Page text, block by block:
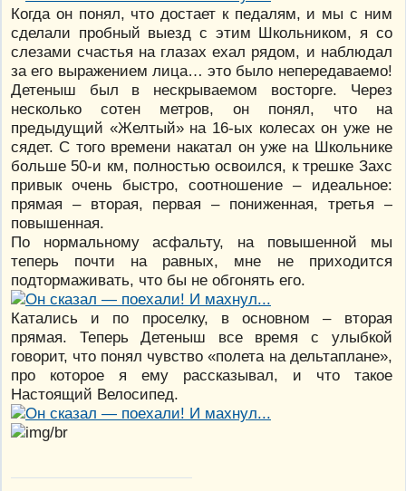
Когда он понял, что достает к педалям, и мы с ним
сделали пробный выезд с этим Школьником, я со
слезами счастья на глазах ехал рядом, и наблюдал
за его выражением лица… это было непередаваемо!
Детеныш был в нескрываемом восторге. Через
несколько сотен метров, он понял, что на
предыдущий «Желтый» на 16-ых колесах он уже не
сядет. С того времени накатал он уже на Школьнике
больше 50-и км, полностью освоился, к трешке Захс
привык очень быстро, соотношение – идеальное:
прямая – вторая, первая – пониженная, третья –
повышенная.
По нормальному асфальту, на повышенной мы
теперь почти на равных, мне не приходится
подтормаживать, что бы не обгонять его.
Катались и по проселку, в основном – вторая
прямая. Теперь Детеныш все время с улыбкой
говорит, что понял чувство «полета на дельтаплане»,
про которое я ему рассказывал, и что такое
Настоящий Велосипед.